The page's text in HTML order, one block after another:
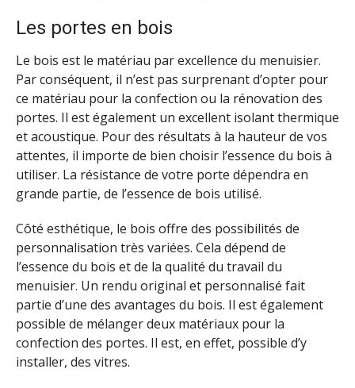
Les portes en bois
Le bois est le matériau par excellence du menuisier.
Par conséquent, il n’est pas surprenant d’opter pour
ce matériau pour la confection ou la rénovation des
portes. Il est également un excellent isolant thermique
et acoustique. Pour des résultats à la hauteur de vos
attentes, il importe de bien choisir l’essence du bois à
utiliser. La résistance de votre porte dépendra en
grande partie, de l’essence de bois utilisé.
Côté esthétique, le bois offre des possibilités de
personnalisation très variées. Cela dépend de
l’essence du bois et de la qualité du travail du
menuisier. Un rendu original et personnalisé fait
partie d’une des avantages du bois. Il est également
possible de mélanger deux matériaux pour la
confection des portes. Il est, en effet, possible d’y
installer, des vitres.